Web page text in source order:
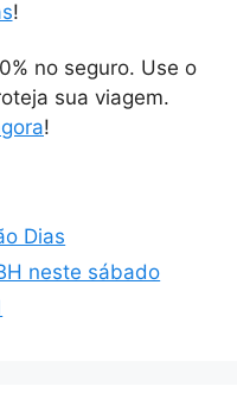
!
no seguro. Use o
sua viagem.
!
Dias
neste sábado